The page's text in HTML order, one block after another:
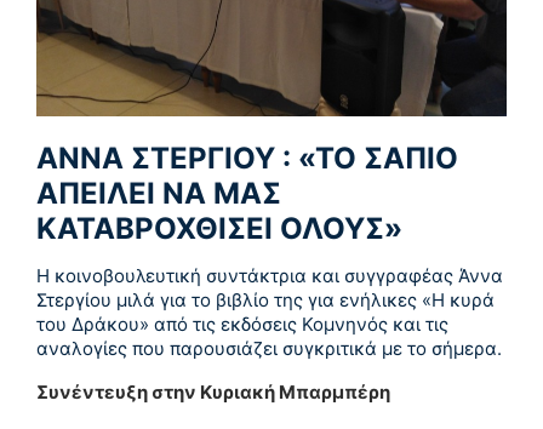
ΑΝΝΑ ΣΤΕΡΓΙΟΥ : «ΤΟ ΣΑΠΙΟ
ΑΠΕΙΛΕΙ ΝΑ ΜΑΣ
ΚΑΤΑΒΡΟΧΘΙΣΕΙ ΟΛΟΥΣ»
Η κοινοβουλευτική συντάκτρια και συγγραφέας Άννα
Στεργίου μιλά για το βιβλίο της για ενήλικες «Η κυρά
του Δράκου» από τις εκδόσεις Κομνηνός και τις
αναλογίες που παρουσιάζει συγκριτικά με το σήμερα.
Συνέντευξη στην Κυριακή Μπαρμπέρη